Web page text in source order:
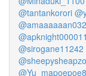
@tantankorori
@sirogane11242